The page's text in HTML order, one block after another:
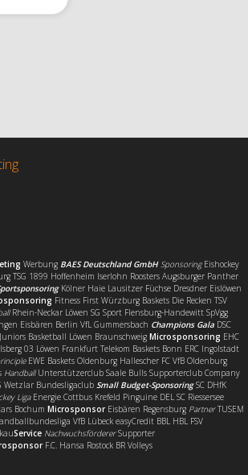
Werbung BAES Deutschland GmbH SponsoringEishockey
TSG 1899 Hoffenheim Iserlohn Roosters Augsburger Panther
Kölner Haie Lausitzer Füchse Dresdner Eislöwen
Fitness First Würzburg Baskets Die Recken TSV
Rhein-Neckar Löwen SG Sport Flensburg-Handewitt SpVgg
Eisbären Berlin VfL Gummersbach Champions GalaDSC
Basketball Löwen Braunschweig Microsponsoring EHC
03 Löwen Frankfurt Telekom Baskets Bonn ERC Ingolstadt
EWE Baskets Oldenburg Hallescher FC VfB Oldenburg
HandballUnterstützerclub Saale Bulls Supporterclub Company
Wetzlar Bundesligaclub Small Budget-SponsoringSC DHfK
LigaEnergie Cottbus Krefeld Pinguine DEL SC Riessersee
Bochum MicrosponsorEisbären Regensburg PartnerTUSEM
VfB Lübeck easyCredit BBL HBL FSV
Service NachwuchsfördererSupporter
F.C. Hansa Rostock BR Volleys